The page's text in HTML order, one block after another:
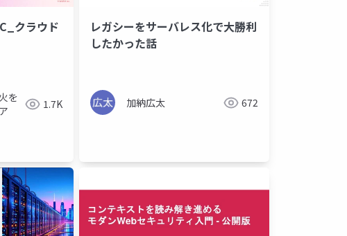
クラウド
を
1.7K
レガシーをサーバレス化で大勝利
したかった話
加納広太 672